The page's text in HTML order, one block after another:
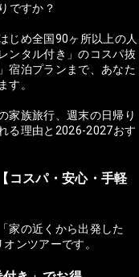
ですか？
じめ全国90ヶ所以上の人
ンタル付き」のコスパ抜
宿泊プランまで、あなた
す。
家族旅行、週末の日帰り
る理由と2026-2027おす
コスパ・安心・手軽
家の近くから出発した
ンツアーです。